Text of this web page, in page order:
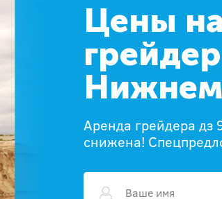
Цены
Аренда грейдера
снижена!